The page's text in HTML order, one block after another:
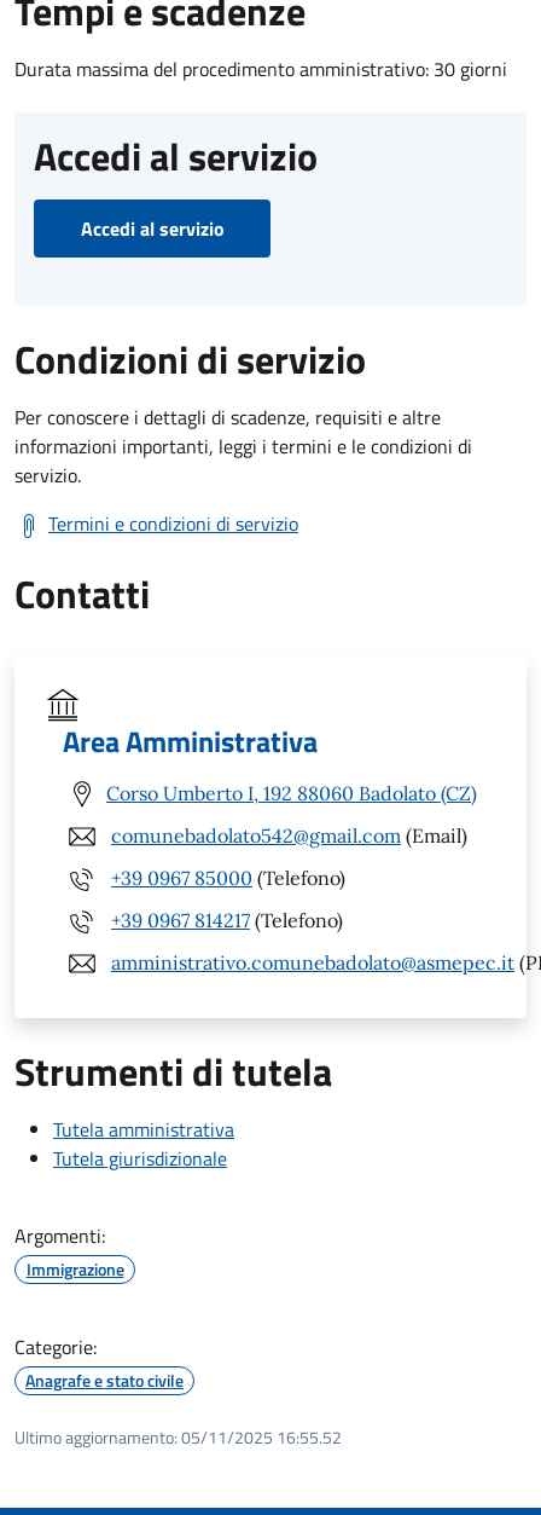
Durata massima del procedimento amministrativo: 30 giorni
Accedi al servizio
Accedi al servizio
Condizioni di servizio
Per conoscere i dettagli di scadenze, requisiti e altre
informazioni importanti, leggi i termini e le condizioni di
servizio.
Termini e condizioni di servizio
Contatti
Area Amministrativa
Corso Umberto I, 192 88060 Badolato (CZ)
comunebadolato542@gmail.com (Email)
+39 0967 85000 (Telefono)
+39 0967 814217 (Telefono)
amministrativo.comunebadolato@asmepec.it
Strumenti di tutela
Tutela amministrativa
Tutela giurisdizionale
Argomenti:
Immigrazione
Categorie:
Anagrafe e stato civile
Ultimo aggiornamento:05/11/2025 16:55.52